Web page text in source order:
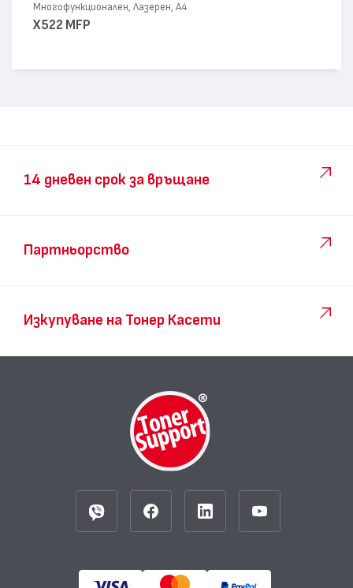
Многофункционален, Лазерен, А4
X522 MFP
14 дневен срок за връщане
Партньорство
Изкупуване на Тонер Касети